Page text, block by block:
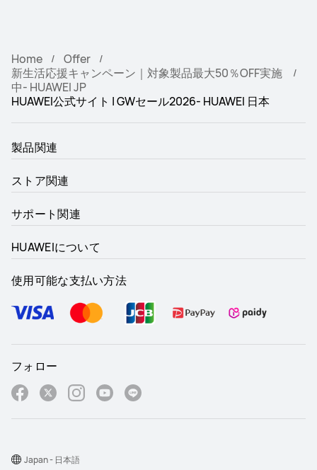
Home
Offer
新生活応援キャンペーン｜対象製品最大50％OFF実施
中- HUAWEI JP
HUAWEI公式サイト | GWセール2026- HUAWEI 日本
製品関連
ストア関連
サポート関連
HUAWEIについて
使用可能な支払い方法
フォロー
Japan - 日本語